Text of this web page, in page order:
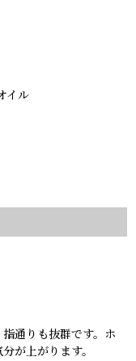
イル
通りも抜群です。ホ
が上がります。